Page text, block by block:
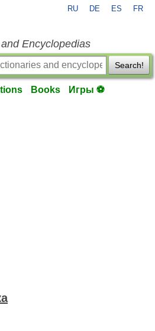
RU DE ES FR
Encyclopedias
Search!
Books Игры ⚽